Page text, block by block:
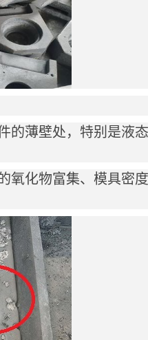
薄壁处，特别是液
化物富集、模具密